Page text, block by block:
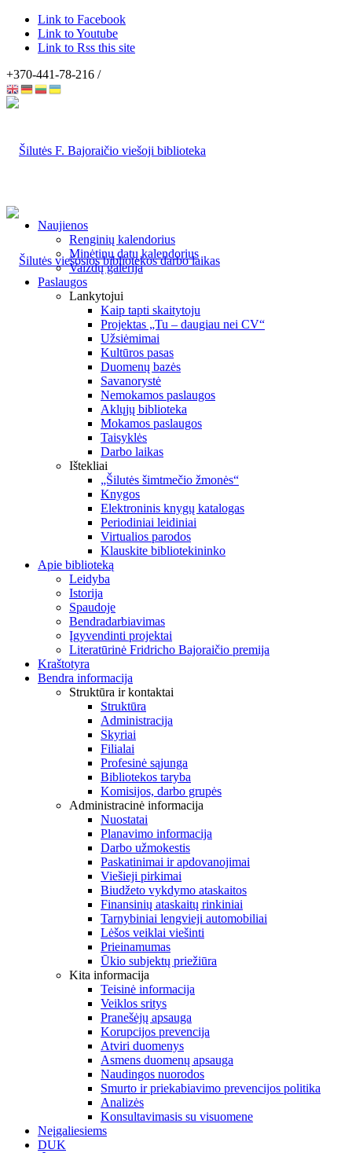
Link to Facebook
Link to Youtube
Link to Rss this site
+370-441-78-216 /
Naujienos
Renginių kalendorius
Minėtinų datų kalendorius
Vaizdų galerija
Paslaugos
Lankytojui
Kaip tapti skaitytoju
Projektas „Tu – daugiau nei CV“
Užsiėmimai
Kultūros pasas
Duomenų bazės
Savanorystė
Nemokamos paslaugos
Aklųjų biblioteka
Mokamos paslaugos
Taisyklės
Darbo laikas
Ištekliai
„Šilutės šimtmečio žmonės“
Knygos
Elektroninis knygų katalogas
Periodiniai leidiniai
Virtualios parodos
Klauskite bibliotekininko
Apie biblioteką
Leidyba
Istorija
Spaudoje
Bendradarbiavimas
Įgyvendinti projektai
Literatūrinė Fridricho Bajoraičio premija
Kraštotyra
Bendra informacija
Struktūra ir kontaktai
Struktūra
Administracija
Skyriai
Filialai
Profesinė sąjunga
Bibliotekos taryba
Komisijos, darbo grupės
Administracinė informacija
Nuostatai
Planavimo informacija
Darbo užmokestis
Paskatinimai ir apdovanojimai
Viešieji pirkimai
Biudžeto vykdymo ataskaitos
Finansinių ataskaitų rinkiniai
Tarnybiniai lengvieji automobiliai
Lėšos veiklai viešinti
Prieinamumas
Ūkio subjektų priežiūra
Kita informacija
Teisinė informacija
Veiklos sritys
Pranešėjų apsauga
Korupcijos prevencija
Atviri duomenys
Asmens duomenų apsauga
Naudingos nuorodos
Smurto ir priekabiavimo prevencijos politika
Analizės
Konsultavimasis su visuomene
Neįgaliesiems
DUK